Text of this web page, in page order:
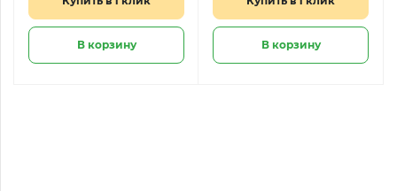
В корзину В корзину